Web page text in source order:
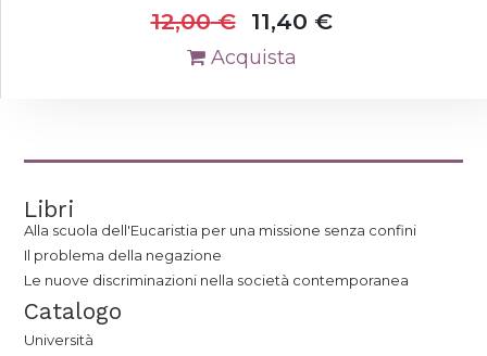
12,00€ 11,40 €
Acquista
Libri
Alla scuola dell'Eucaristia per una missione senza confini
Il problema della negazione
Le nuove discriminazioni nella società contemporanea
Catalogo
Università